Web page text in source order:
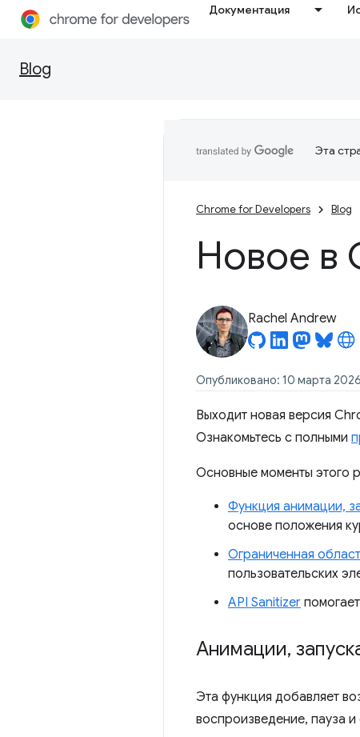
Документация
Blog
Эта
Chrome for Developers Blog
Новое в
Rachel Andrew
Опубликовано: 10 марта
Выходит новая версия
Ознакомьтесь с полными
Основные моменты этого
Функция анимации,
основе положения
Ограниченная
пользовательских
API Sanitizer
Анимации,
Эта функция добавляет
воспроизведение, пауза